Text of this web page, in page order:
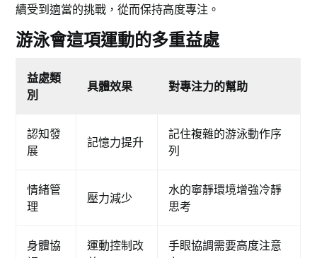
續受到適當的挑戰，從而保持高度專注。
游泳會這項運動的多重益處
益處類
別
具體效果 對專注力的幫助
認知發
展
記憶力提升
記住複雜的游泳動作序
列
情緒管
理
壓力減少
水的寧靜環境增強冷靜
思考
身體協
運動控制改
手眼協調需要高度注意